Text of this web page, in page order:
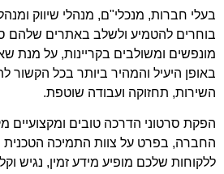
בעלי חברות, מנכלי"ם, מנהלי שיווק
בוחרים להטמיע ולשלב באתרים שלהם
מונפשים ומשולבים בקריינות, על מנת
באופן היעיל והמהיר ביותר בכל הקשור
השירות, תחזוקה ועבודה שוטפת.
הפקת סרטוני הדרכה טובים ומקצועיים
החברה, בפרט על צוות התמיכה הטכנית
ללקוחות שלכם מופיע מידע זמין, נגיש